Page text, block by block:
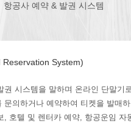
항공사 예약 & 발권 시스템
System)
권 시스템을 말하며 온라인 단말기
문의하거나 예약하여 티켓을 발매
, 호텔 및 렌터카 예약, 항공운임 자